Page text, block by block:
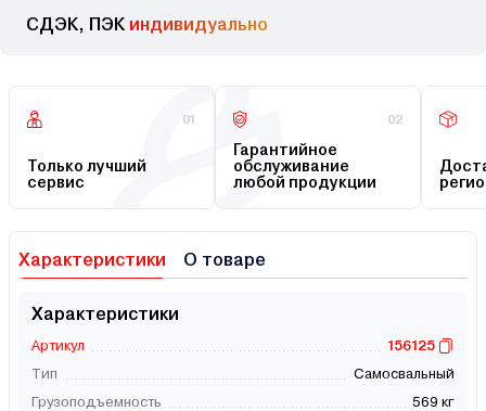
СДЭК, ПЭК индивидуально
01
Только лучший
сервис
02
Гарантийное
обслуживание
любой продукции
Характеристики О товаре
Характеристики
Артикул
156125
Тип
Самосвальный
Грузоподъемность
569 кг